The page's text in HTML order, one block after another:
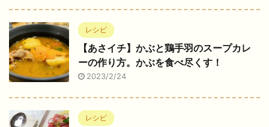
レシピ
【あさイチ】かぶと鶏手羽のスープカレ
ーの作り方。かぶを食べ尽くす！
2023/2/24
レシピ